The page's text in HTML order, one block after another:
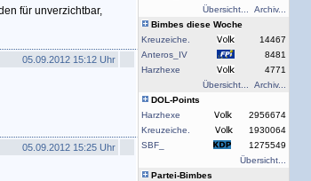
für unverzichtbar,
05.09.2012 15:12 Uhr
05.09.2012 15:25 Uhr
Übersicht...
Archiv...
Bimbes diese Woche
Kreuzeiche.
14467
Anteros_IV
8481
Harzhexe
4771
Übersicht...
Archiv...
DOL-Points
Harzhexe
2956674
Kreuzeiche.
1930064
SBF_
1275549
Übersicht...
Partei-Bimbes